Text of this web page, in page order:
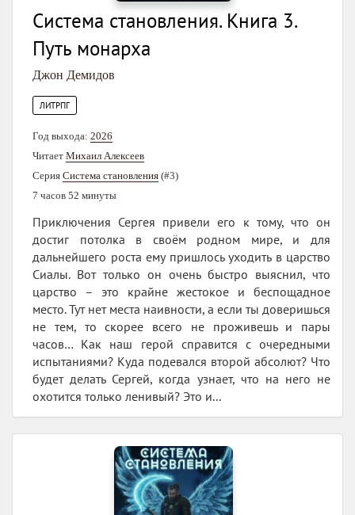
Система становления. Книга 3.
Путь монарха
Джон Демидов
ЛИТРПГ
Год выхода: 2026
Читает Михаил Алексеев
Серия Система становления (#3)
7 часов 52 минуты
Приключения Сергея привели его к тому, что он
достиг потолка в своём родном мире, и для
дальнейшего роста ему пришлось уходить в царство
Сиалы. Вот только он очень быстро выяснил, что
царство – это крайне жестокое и беспощадное
место. Тут нет места наивности, а если ты доверишься
не тем, то скорее всего не проживешь и пары
часов… Как наш герой справится с очередными
испытаниями? Куда подевался второй абсолют? Что
будет делать Сергей, когда узнает, что на него не
охотится только ленивый? Это и...